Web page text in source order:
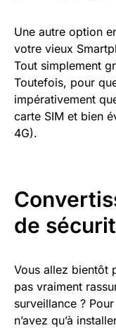
Une autre option
votre vieux
Tout simplement
Toutefois, pour
impérativement
carte SIM et bien
4G).
de
Vous allez bientôt
pas vraiment
surveillance ?
n’avez qu’à